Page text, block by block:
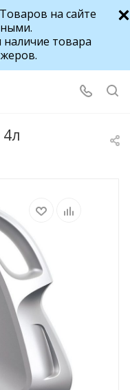
на сайте
товара